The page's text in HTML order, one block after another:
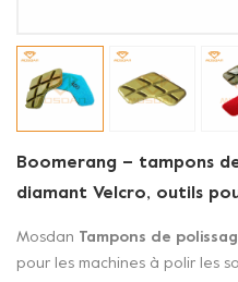
Boomerang – tampons
diamant Velcro, outils
Mosdan Tampons de
pour les machines à polir les